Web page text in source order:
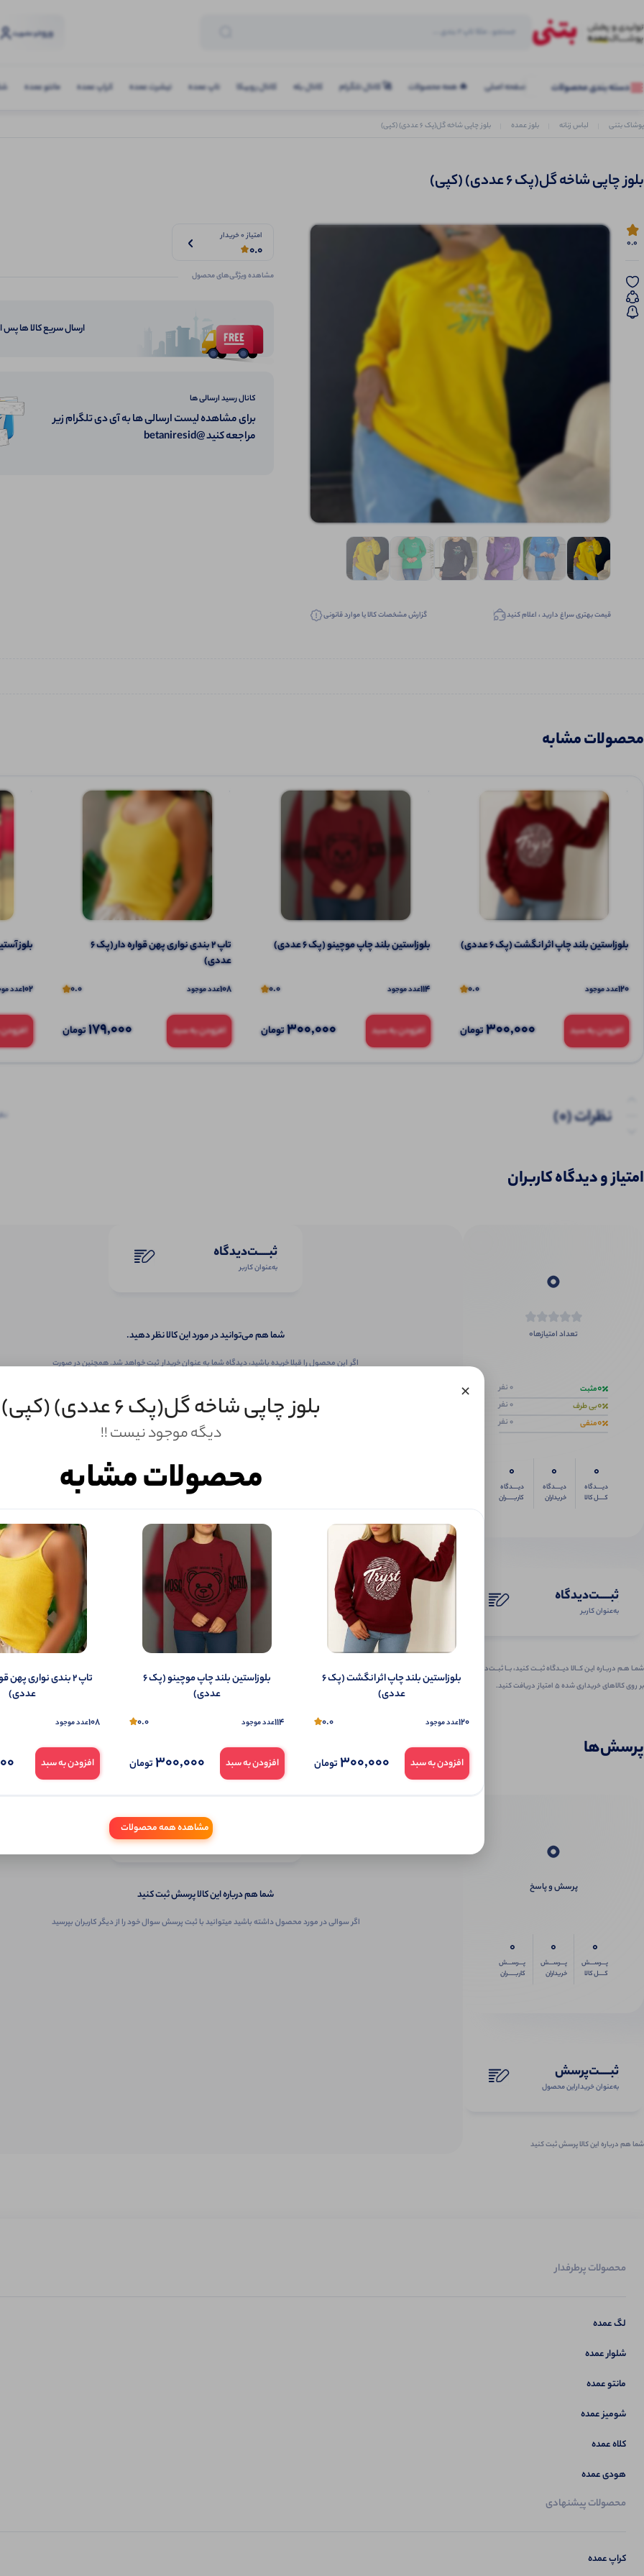
ورودو عضویت
دسته بندی محصولات صفحه اصلی 🔥 همه محصولات 🚀 کانال تلگرام کانال بله کانال روبیکا تاپ عمده تیشرت عمده کراپ عمده مانتو عمده
پوشاک بتنی لباس زنانه بلوز عمده بلوز چاپی شاخه گل(پک 6 عددی) (کپی)
بلوز چاپی شاخه گل(پک 6 عددی) (کپی)
0.0
قیمت بهتری سراغ دارید ، اعلام کنید گزارش مشخصات کالا یا موارد قانونی
امتیاز 0 خریدار
0.0
مشاهده ویژگی‌های محصول
ارسال سریع کالا ها
کانال رسید ارسالی ها
برای مشاهده لیست ارسالی ها به آی دی تلگرام زیر
مراجعه کنید @betaniresid
محصولات مشابه
️بلوزاستین بلند چاپ اثر انگشت (پک 6 عددی)
120عدد موجود 0.0
افزودن به سبد 300,000تومان
️بلوزاستین بلند چاپ موچینو (پک 6 عددی)
114عدد موجود 0.0
افزودن به سبد 300,000تومان
تاپ ۲ بندی نواری پهن قواره دار (پک 6
عددی)
108عدد موجود 0.0
افزودن به سبد 179,000تومان
بلوز آستین‌دار
102عدد
نظرات (0)
امتیاز و دیدگاه کاربران
0
تعداد امتیازها0
0مثبت 0 نفر
0بی طرف 0 نفر
0منفی 0 نفر
0
دیــــدگاه
کــــل کالا
0
دیــــدگاه
خریداران
0
دیــــدگاه
کاربـــــران
ثبـــــت‌دیدگاه
به‌عنوان کاربر
شمـا هـم دربـاره ایـن کــالا دیــدگاه ثبــت کنید، بــا ثبــت‌دیـدگاه
بر روی کالاهای خریداری شده ۵ امتیاز دریافت کنید.
ثبـــــت‌دیدگاه
به‌عنوان کاربر
شما هم می‌توانید در مورد این کالا نظر دهید.
اگر این محصول را قبلا خریده باشید، دیدگاه شما به عنوان خریدار ثبت خواهد شد. همچنین در صورت
پرسش‌ها
0
پرسش و پاسخ
0
پـــرســـش
کــــل کالا
0
پـــرســـش
خریداران
0
پـــرســـش
کاربـــــران
ثبـــــت‌پرسش
به‌عنوان ‌خریدار‌این‌ محصول
شما هم درباره این کالا پرسش ثبت کنید
ثبـــــت‌پرسش
به‌عنوان ‌خریدار‌این‌ محصول
شما هم درباره این کالا پرسش ثبت کنید
اگر سوالی در مورد محصول داشته باشید میتوانید با ثبت پرسش سوال خود را از دیگر کاربران بپرسید
محصولات پرطرفدار
لگ عمده
شلوار عمده
مانتو عمده
شومیز عمده
کلاه عمده
هودی عمده
محصولات پیشنهادی
کراپ عمده
× بلوز چاپی شاخه گل(پک 6 عددی) (کپی)
دیگه موجود نیست !!
محصولات مشابه
️بلوزاستین بلند چاپ اثر انگشت (پک 6
عددی)
120عدد موجود 0.0
افزودن به سبد 300,000تومان
️بلوزاستین بلند چاپ موچینو (پک 6
عددی)
114عدد موجود 0.0
افزودن به سبد 300,000تومان
عددی)
108عدد موجود
افزودن به سبد
مشاهده همه محصولات